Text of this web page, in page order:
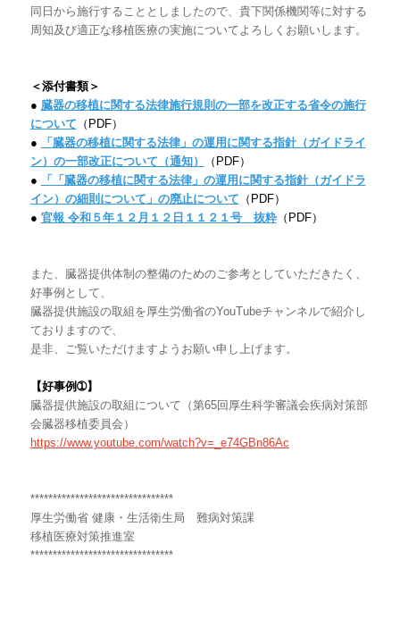
同日から施行することとしましたので、貴下関係機関等に対する
周知及び適正な移植医療の実施についてよろしくお願いします。
＜添付書類＞
● 臓器の移植に関する法律施行規則の一部を改正する省令の施行
について （PDF）
●
「臓器の移植に関する法律」の運用に関する指針（ガイドライ
ン）の一部改正について（通知）
（PDF）
●
「「臓器の移植に関する法律」の運用に関する指針（ガイドラ
イン）の細則について」の廃止について （PDF）
● 官報 令和５年１２月１２日１１２１号 抜粋（PDF）
また、臓器提供体制の整備のためのご参考としていただきたく、
好事例として、
臓器提供施設の取組を厚生労働省のYouTubeチャンネルで紹介し
ておりますので、
是非、ご覧いただけますようお願い申し上げます。
【好事例➀】
臓器提供施設の取組について（第65回厚生科学審議会疾病対策部
会臓器移植委員会）
https://www.youtube.com/watch?v=_e74GBn86Ac
********************************
厚生労働省 健康・生活衛生局 難病対策課
移植医療対策推進室
********************************